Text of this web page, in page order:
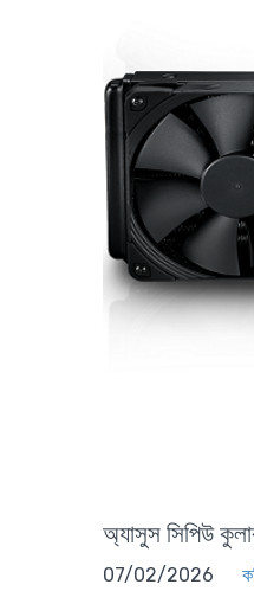
অ্যাসুস সিপিউ
07/02/2026